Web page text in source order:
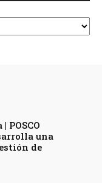
POSCO
una
de